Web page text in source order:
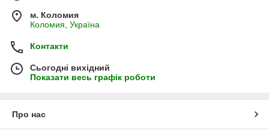
м. Коломия
Коломия, Україна
Контакти
Сьогодні вихідний
Показати весь графік роботи
Про нас